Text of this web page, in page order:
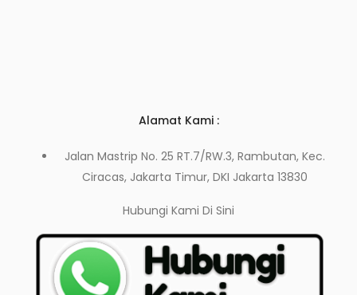
Alamat Kami :
Jalan Mastrip No. 25 RT.7/RW.3, Rambutan, Kec.
Ciracas, Jakarta Timur, DKI Jakarta 13830
Hubungi Kami Di Sini